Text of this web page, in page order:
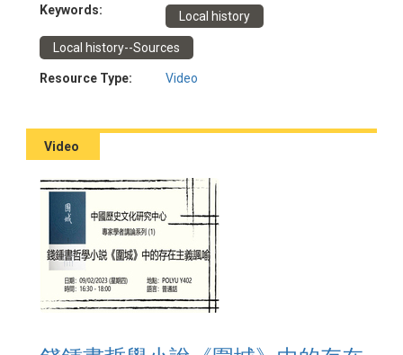
國新方志在「存史」及「資政」方面的經驗，並就地方志
對歷史研究的當代意義提出建議。
日期：2023年2月24日
講者：蔡思行博士 (香港地方志中心)
主辦：香港孔子學院
Keywords:
Local history
Local history--Sources
Resource Type: Video
Video